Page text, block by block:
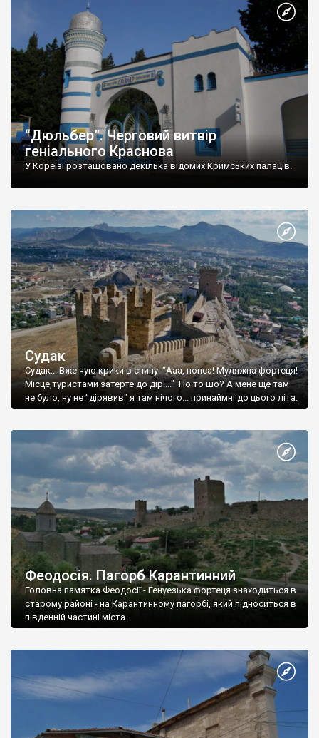
“Дюльбер”. Черговий витвір
геніального Краснова
У Кореїзі розташовано декілька відомих Кримських палаців.
Судак
Судак... Вже чую крики в спину: "Ааа, попса! Муляжна фортеця!
Місце,туристами затерте до дір!..." Но то шо? А мене ще там
не було, ну не "дірявив" я там нічого... принаймні до цього літа.
Феодосія. Пагорб Карантинний
Головна памятка Феодосії - Генуезька фортеця знаходиться в
старому районі - на Карантинному пагорбі, який підноситься в
південній частині міста.